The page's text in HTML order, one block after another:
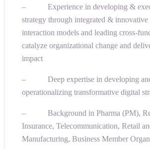
– Experience in developing &
strategy through integrated & innovative
interaction models and leading cross-
catalyze organizational change and
impact
– Deep expertise in developing
operationalizing transformative digital
– Background in Pharma (PM),
Insurance, Telecommunication, Retail
Manufacturing, Business Member